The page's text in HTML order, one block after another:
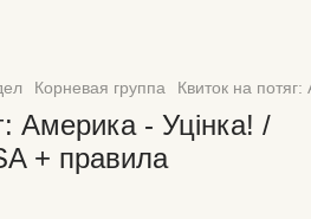
Корневая группа Квиток на
Америка - Уцінка! /
+ правила